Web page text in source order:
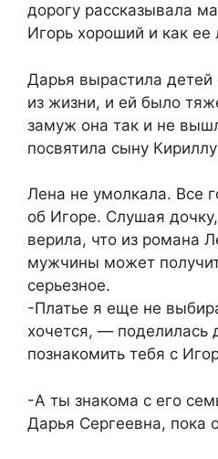
дорогу рассказывала
Игорь хороший и как ее
Дарья вырастила
из жизни, и ей было
замуж она так и не
посвятила сыну
Лена не умолкала. Все
об Игоре. Слушая
верила, что из романа
мужчины может
серьезное.
-Платье я еще не
хочется, — поделилась
познакомить тебя с
-А ты знакома с его
Дарья Сергеевна, пока